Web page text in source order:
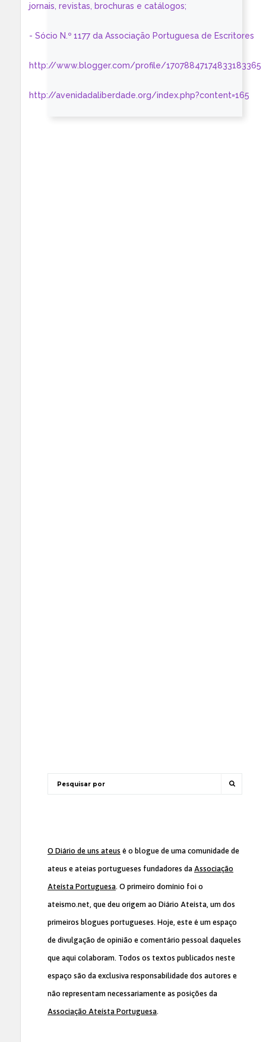
jornais, revistas, brochuras e catálogos;
- Sócio N.º 1177 da Associação Portuguesa de Escritores
http://www.blogger.com/profile/17078847174833183365
http://avenidadaliberdade.org/index.php?content=165
O Diário de uns ateus é o blogue de uma comunidade de
ateus e ateias portugueses fundadores da Associação
Ateísta Portuguesa. O primeiro domínio foi o
ateismo.net, que deu origem ao Diário Ateísta, um dos
primeiros blogues portugueses. Hoje, este é um espaço
de divulgação de opinião e comentário pessoal daqueles
que aqui colaboram. Todos os textos publicados neste
espaço são da exclusiva responsabilidade dos autores e
não representam necessariamente as posições da
Associação Ateísta Portuguesa.